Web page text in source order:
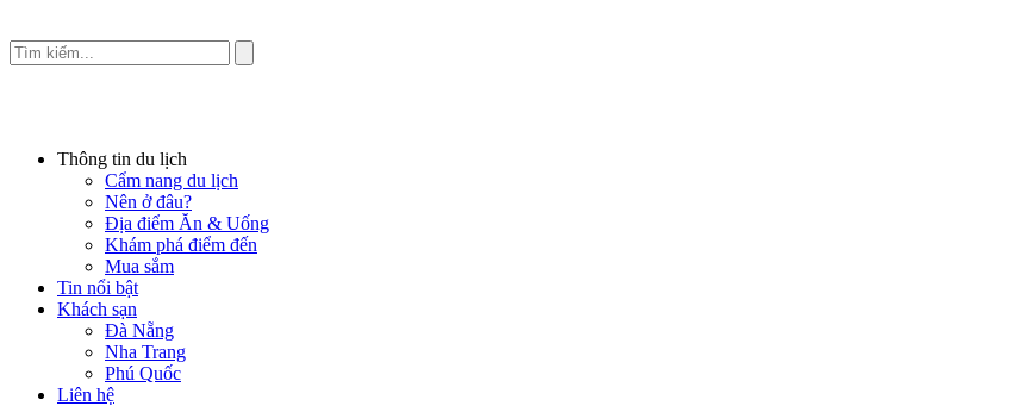
Thông tin du lịch
Cẩm nang du lịch
Nên ở đâu?
Địa điểm Ăn & Uống
Khám phá điểm đến
Mua sắm
Tin nổi bật
Khách sạn
Đà Nẵng
Nha Trang
Phú Quốc
Liên hệ